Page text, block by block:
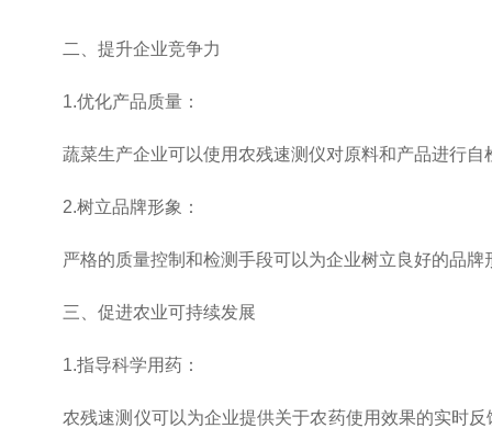
二、提升企业竞争力
1.优化产品质量：
蔬菜生产企业可以使用农残速测仪对原料和产品进行自
2.树立品牌形象：
严格的质量控制和检测手段可以为企业树立良好的品牌
三、促进农业可持续发展
1.指导科学用药：
农残速测仪可以为企业提供关于农药使用效果的实时反